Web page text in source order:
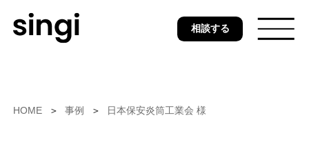
トップ
相談する
HOME 事例 日本保安炎筒工業会 様